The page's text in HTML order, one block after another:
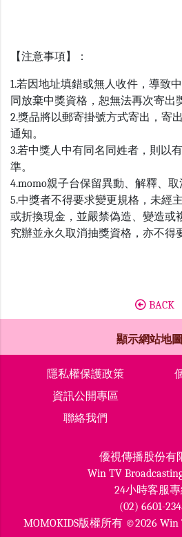
【注意事項】：
1.若因地址填錯或無人收件，導致
同放棄中獎資格，恕無法再次寄出
2.獎品將以郵寄掛號方式寄出，寄
通知。
3.若中獎人中有同名同姓者，則以
準。
4.momo親子台保留異動、解釋、取
5.中獎者不得要求變更規格，未經
或折換現金，並嚴禁偽造、變造或
究辦並永久取消抽獎資格，亦不得
BACK
顯示網站地圖
隱私權保護政策
資訊公開專區
聯絡我們
優視傳播股份有
Win TV
24小時客服
(02) 6601-
MOMOKIDS版權所有 ©2026 Win